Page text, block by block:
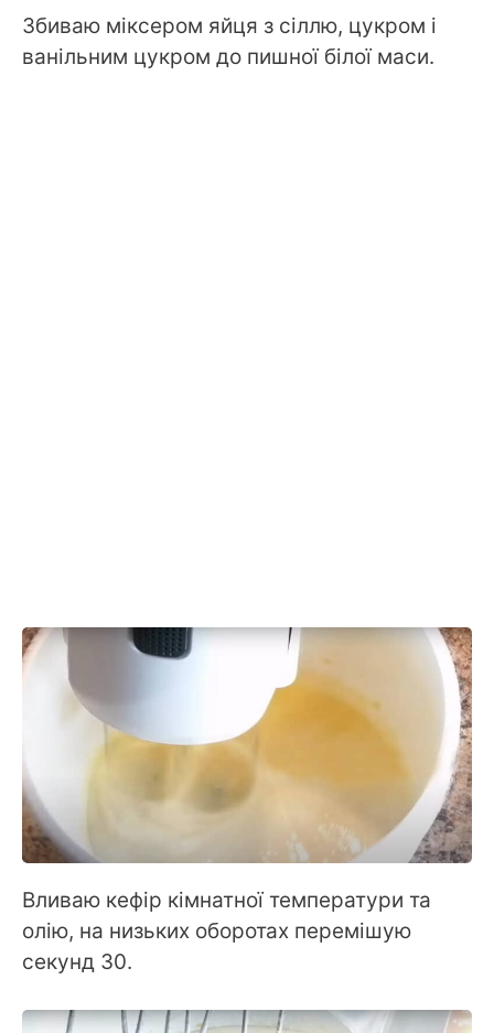
Збиваю міксером яйця з сіллю, цукром і
ванільним цукром до пишної білої маси.
Вливаю кефір кімнатної температури та
олію, на низьких оборотах перемішую
секунд 30.